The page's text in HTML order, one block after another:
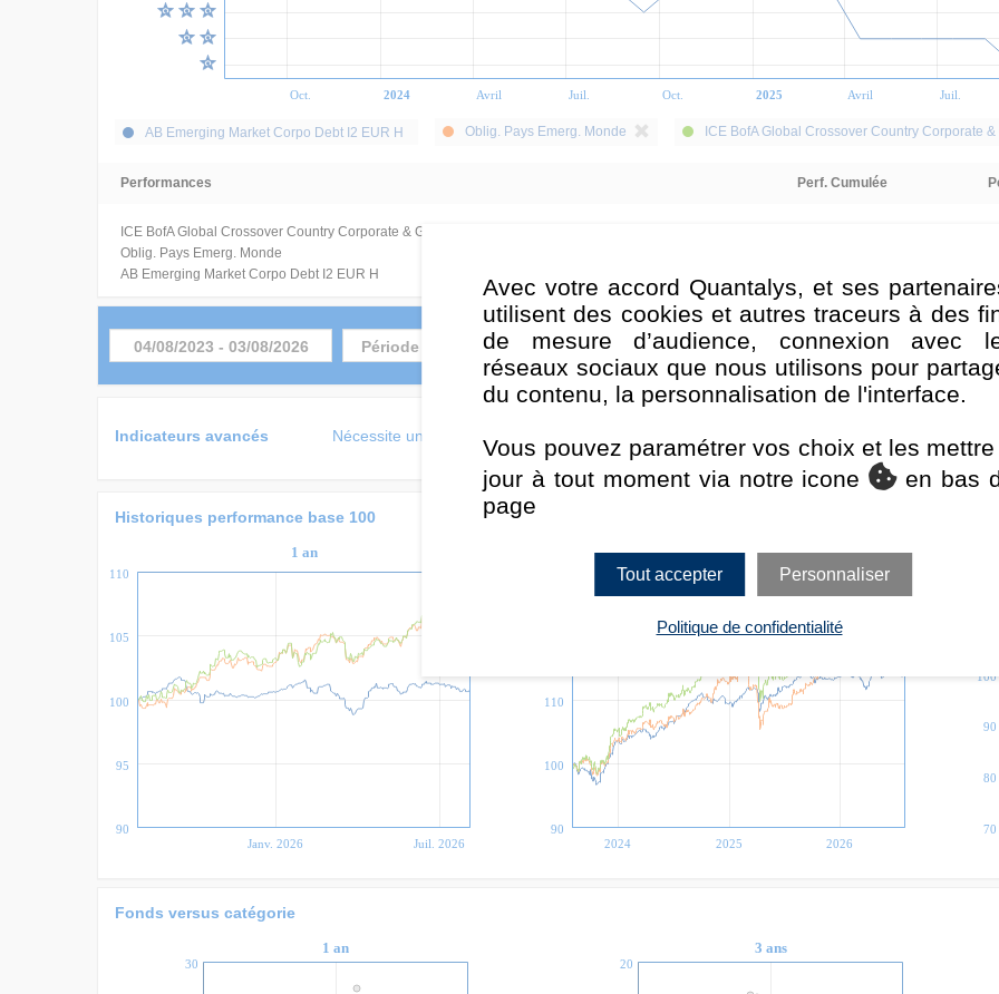
Oct. 2024 Avril Juil. Oct. 2025 Avril Juil.
AB Emerging Market Corpo Debt I2 EUR H Oblig. Pays Emerg. Monde ICE BofA Global Crossover Country Corporate
Performances Perf. Cumulée
ICE BofA Global Crossover Country Corporate & Government Index
Oblig. Pays Emerg. Monde
AB Emerging Market Corpo Debt I2 EUR H
04/08/2023 - 03/08/2026 indice /
Indicateurs avancés Nécessite une licence Pro+
Historiques performance base 100
1 an
Janv. 2026 Juil. 2026
90
95
100
105
110
3 ans
2024 2025 2026
90
100
110
70
80
90
100
Fonds versus catégorie
1 an
30
3 ans
20
Avec votre accord Quantalys, et ses
utilisent des cookies et autres traceurs à des
de mesure d’audience, connexion avec
réseaux sociaux que nous utilisons pour
du contenu, la personnalisation de l'interface.
Vous pouvez paramétrer vos choix et les mettre
jour à tout moment via notre icone
en bas
page
Tout accepter Personnaliser
Politique de confidentialité